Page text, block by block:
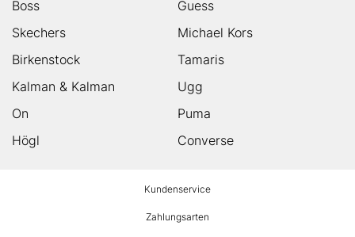
Boss
Guess
Skechers
Michael Kors
Birkenstock
Tamaris
Kalman & Kalman
Ugg
On
Puma
Högl
Converse
Kundenservice
Zahlungsarten